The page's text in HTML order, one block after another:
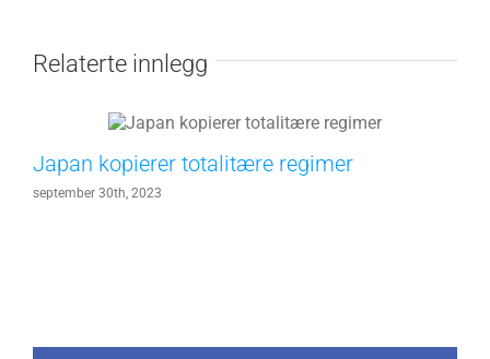
Relaterte innlegg
Japan kopierer totalitære regimer
september 30th, 2023